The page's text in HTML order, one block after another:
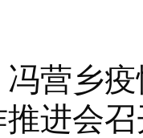
乡疫
进会